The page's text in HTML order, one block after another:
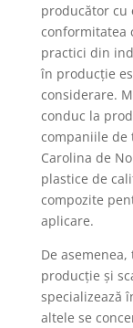
producător cu
conformitatea
practici din
în producție
considerare.
conduc la
companiile
Carolina de
plastice de
compozite
aplicare.
De
producție și
specializează
altele se